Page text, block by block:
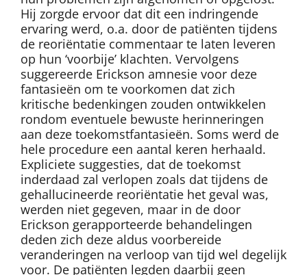
Hij zorgde ervoor dat dit een indringende
ervaring werd, o.a. door de patiënten tijdens
de reoriëntatie commentaar te laten leveren
op hun ‘voorbije’ klachten. Vervolgens
suggereerde Erickson amnesie voor deze
fantasieën om te voorkomen dat zich
kritische bedenkingen zouden ontwikkelen
rondom eventuele bewuste herinneringen
aan deze toekomstfantasieën. Soms werd de
hele procedure een aantal keren herhaald.
Expliciete suggesties, dat de toekomst
inderdaad zal verlopen zoals dat tijdens de
gehallucineerde reoriëntatie het geval was,
werden niet gegeven, maar in de door
Erickson gerapporteerde behandelingen
deden zich deze aldus voorbereide
veranderingen na verloop van tijd wel degelijk
voor. De patiënten legden daarbij geen